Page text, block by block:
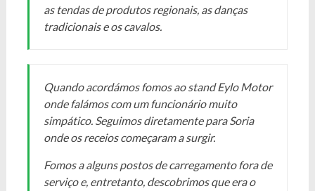
as tendas de produtos regionais, as danças
tradicionais e os cavalos.
Quando acordámos fomos ao stand Eylo Motor
onde falámos com um funcionário muito
simpático. Seguimos diretamente para Soria
onde os receios começaram a surgir.
Fomos a alguns postos de carregamento fora de
serviço e, entretanto, descobrimos que era o